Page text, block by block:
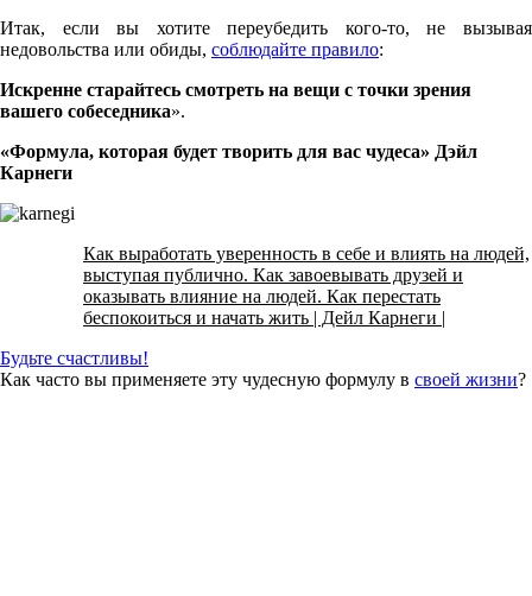
Итак, если вы хотите переубедить кого-то, не вызывая
недовольства или обиды, соблюдайте правило:
Искренне старайтесь смотреть на вещи с точки зрения
вашего собеседника».
«Формула, которая будет творить для вас чудеса» Дэйл
Карнеги
Как выработать уверенность в себе и влиять на людей,
выступая публично. Как завоевывать друзей и
оказывать влияние на людей. Как перестать
беспокоиться и начать жить | Дейл Карнеги |
Будьте счастливы!
Как часто вы применяете эту чудесную формулу в своей жизни?